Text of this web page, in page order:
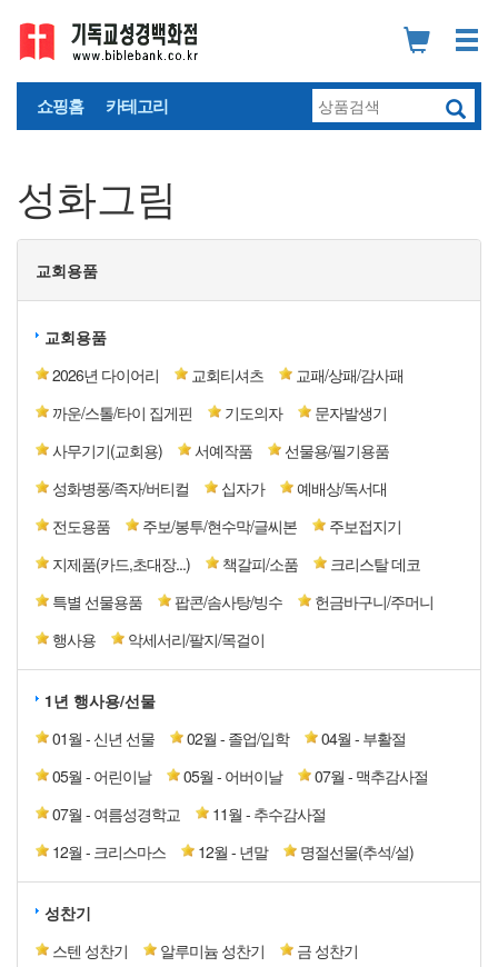
쇼핑홈 카테고리
성화그림
교회용품
교회용품
2026년 다이어리
교회티셔츠
교패/상패/감사패
까운/스톨/타이 집게핀
기도의자
문자발생기
사무기기(교회용)
서예작품
선물용/필기용품
성화병풍/족자/버티컬
십자가
예배상/독서대
전도용품
주보/봉투/현수막/글씨본
주보접지기
지제품(카드,초대장...)
책갈피/소품
크리스탈 데코
특별 선물용품
팝콘/솜사탕/빙수
헌금바구니/주머니
행사용
악세서리/팔지/목걸이
1년 행사용/선물
01월 - 신년 선물
02월 - 졸업/입학
04월 - 부활절
05월 - 어린이날
05월 - 어버이날
07월 - 맥추감사절
07월 - 여름성경학교
11월 - 추수감사절
12월 - 크리스마스
12월 - 년말 명절선물(추석/설)
성찬기
스텐 성찬기
알루미늄 성찬기
금 성찬기